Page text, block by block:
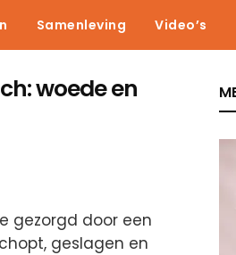
Samenleving Video’s
woede en
gezorgd door een
geslagen en